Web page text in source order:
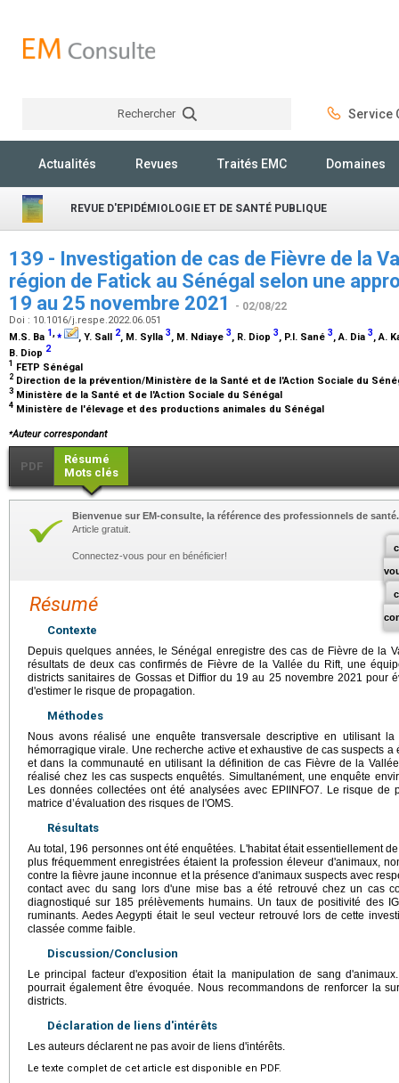
Rechercher Service
Actualités Revues Traités EMC Domaines
REVUE D'EPIDÉMIOLOGIE ET DE SANTÉ PUBLIQUE
139 - Investigation de cas de Fièvre de la
région de Fatick au Sénégal selon une
19 au 25 novembre 2021
- 02/08/22
Doi : 10.1016/j.respe.2022.06.051
M.S. Ba 1,⁎ , Y. Sall 2, M. Sylla 3, M. Ndiaye 3, R. Diop 3, P.I. Sané 3, A. Dia 3, A.
B. Diop 2
1 FETP Sénégal
2 Direction de la prévention/Ministère de la Santé et de l'Action Sociale du
3 Ministère de la Santé et de l'Action Sociale du Sénégal
4 Ministère de l'élevage et des productions animales du Sénégal
⁎Auteur correspondant
PDF
Résumé
Mots clés
Bienvenue sur EM-consulte, la référence des professionnels de santé.
Article gratuit.
Connectez-vous pour en bénéficier!
Résumé
Contexte
Depuis quelques années, le Sénégal enregistre des cas de Fièvre de la
résultats de deux cas confirmés de Fièvre de la Vallée du Rift, une
districts sanitaires de Gossas et Diffior du 19 au 25 novembre 2021 pour
d'estimer le risque de propagation.
Méthodes
Nous avons réalisé une enquête transversale descriptive en utilisant
hémorragique virale. Une recherche active et exhaustive de cas suspects
et dans la communauté en utilisant la définition de cas Fièvre de la
réalisé chez les cas suspects enquêtés. Simultanément, une enquête
Les données collectées ont été analysées avec EPIINFO7. Le risque
matrice d’évaluation des risques de l'OMS.
Résultats
Au total, 196 personnes ont été enquêtées. L'habitat était essentiellement
plus fréquemment enregistrées étaient la profession éleveur d'animaux,
contre la fièvre jaune inconnue et la présence d'animaux suspects avec
contact avec du sang lors d'une mise bas a été retrouvé chez un cas
diagnostiqué sur 185 prélèvements humains. Un taux de positivité des
ruminants. Aedes Aegypti était le seul vecteur retrouvé lors de cette
classée comme faible.
Discussion/Conclusion
Le principal facteur d'exposition était la manipulation de sang
pourrait également être évoquée. Nous recommandons de renforcer la
districts.
Déclaration de liens d'intérêts
Les auteurs déclarent ne pas avoir de liens d'intérêts.
Le texte complet de cet article est disponible en PDF.